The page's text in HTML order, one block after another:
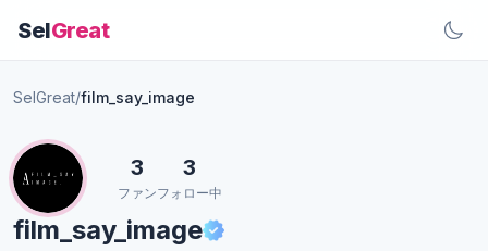
SelGreat
SelGreat/film_say_image
film_say_image
3
ファン
3
フォロー中